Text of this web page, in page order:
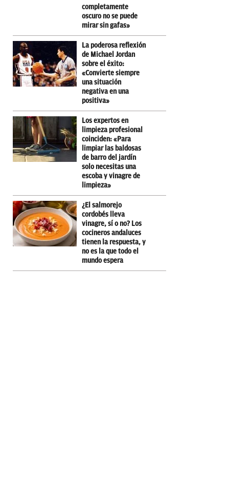
completamente
oscuro no se puede
mirar sin gafas»
La poderosa reflexión
de Michael Jordan
sobre el éxito:
«Convierte siempre
una situación
negativa en una
positiva»
Los expertos en
limpieza profesional
coinciden: «Para
limpiar las baldosas
de barro del jardín
solo necesitas una
escoba y vinagre de
limpieza»
¿El salmorejo
cordobés lleva
vinagre, sí o no? Los
cocineros andaluces
tienen la respuesta, y
no es la que todo el
mundo espera